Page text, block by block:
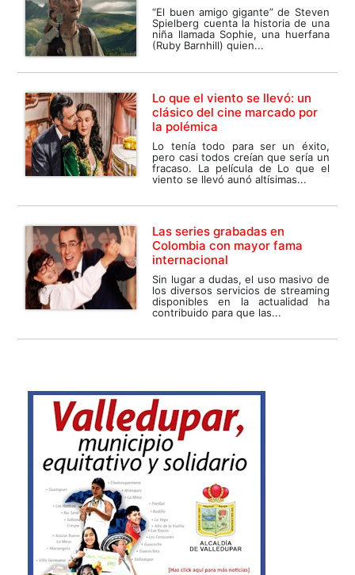
“El buen amigo gigante” de Steven
Spielberg cuenta la historia de una
niña llamada Sophie, una huerfana
(Ruby Barnhill) quien...
Lo que el viento se llevó: un
clásico del cine marcado por
la polémica
Lo tenía todo para ser un éxito,
pero casi todos creían que sería un
fracaso. La película de Lo que el
viento se llevó aunó altísimas...
Las series grabadas en
Colombia con mayor fama
internacional
Sin lugar a dudas, el uso masivo de
los diversos servicios de streaming
disponibles en la actualidad ha
contribuido para que las...